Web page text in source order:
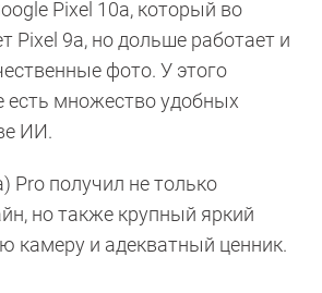
Pixel 10a, который во
Pixel 9a, но дольше работает и
фото. У этого
есть множество удобных
ИИ.
Pro получил не только
но также крупный яркий
камеру и адекватный ценник.